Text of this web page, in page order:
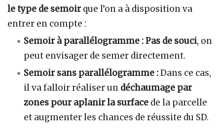
le type de semoirque l’on a à disposition va
entrer en compte :
Semoir à parallélogramme :Pas de souci, on
peut envisager de semer directement.
Semoir sans parallélogramme :Dans ce cas,
il va falloir réaliser un déchaumage par
zones pour aplanir la surface de la parcelle
et augmenter les chances de réussite du SD.